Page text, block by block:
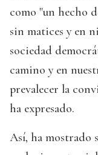
como "un hecho
sin matices y en
sociedad
camino y en
prevalecer la
ha expresado.
Así, ha mostrado